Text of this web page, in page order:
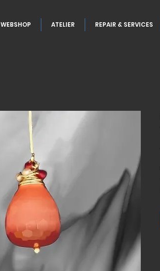
WEBSHOP ATELIER REPAIR & SERVICES